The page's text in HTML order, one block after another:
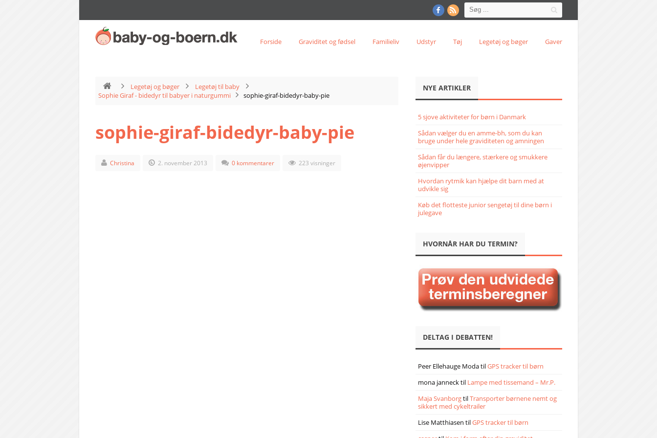
Forside Graviditet og fødsel Familieliv Udstyr Tøj Legetøj og bøger Gaver
Legetøj og bøger
Legetøj til baby
Sophie Giraf - bidedyr til babyer i naturgummi
sophie-giraf-bidedyr-baby-pie
sophie-giraf-bidedyr-baby-pie
Christina 2. november 2013 0 kommentarer 223 visninger
NYE ARTIKLER
5 sjove aktiviteter for børn i Danmark
Sådan vælger du en amme-bh, som du kan
bruge under hele graviditeten og amningen
Sådan får du længere, stærkere og smukkere
øjenvipper
Hvordan rytmik kan hjælpe dit barn med at
udvikle sig
Køb det flotteste junior sengetøj til dine børn i
julegave
HVORNÅR HAR DU TERMIN?
DELTAG I DEBATTEN!
Peer Ellehauge ModatilGPS tracker til børn
mona jannecktil Lampe med tissemand – Mr.P.
Maja SvanborgtilTransporter børnene nemt og
sikkert med cykeltrailer
Lise Matthiasen tilGPS tracker til børn